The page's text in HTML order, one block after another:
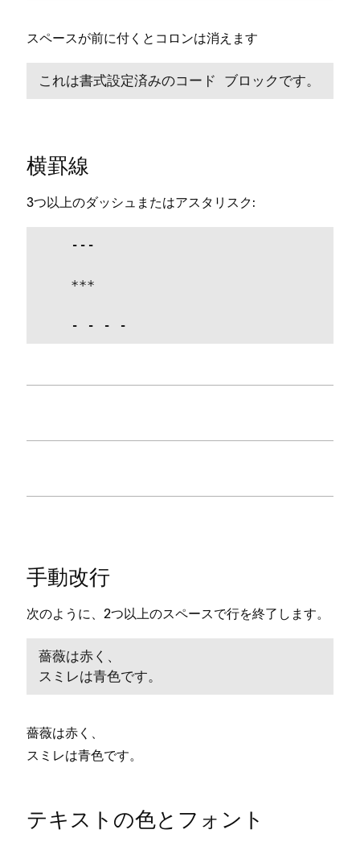
スペ⁠ースが前に付くとコロンは消えます
これは書式設定済みのコ⁠ード ブロ⁠ックです⁠。
横罫線
3つ以上のダ⁠ッシ⁠ュまたはアスタリスク⁠:
    ---
    ***
    - - - -
手動改行
次のように⁠、2つ以上のスペ⁠ースで行を終了します⁠。
薔薇は赤く⁠、
スミレは青色です⁠。
薔薇は赤く⁠、
スミレは青色です⁠。
テキストの色とフ⁠ォント